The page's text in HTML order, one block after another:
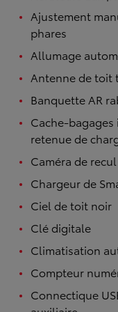
Ajustement
phares
Allumage
Antenne de toit
Banquette AR
Cache-
retenue de
Caméra de recul
Chargeur de
Ciel de toit noir
Clé digitale
Climatisation
Compteur
Connectique